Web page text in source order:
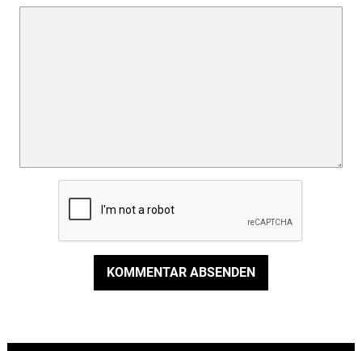
KOMMENTAR ABSENDEN